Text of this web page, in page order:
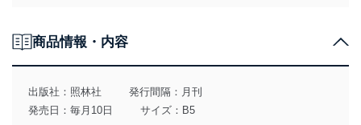
法令遵守
その他の規範を遵守します。また、当社の管理の仕組み
に、これらの法令及びその他の規範を常に適合させま
す。
商品情報・内容
出版社： 照林社
発行間隔：月刊
発売日：毎月10日
サイズ：B5